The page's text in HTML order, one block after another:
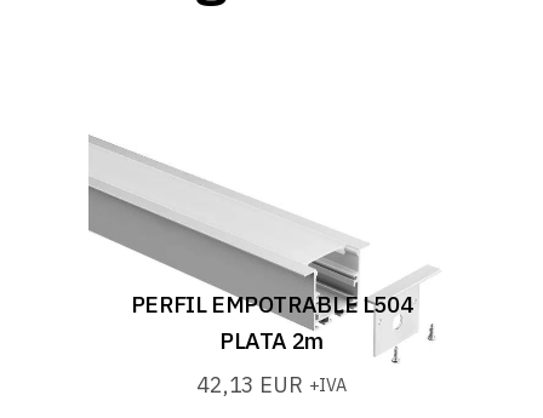
PERFIL EMPOTRABLE L504
PLATA 2m
42,13 EUR +IVA